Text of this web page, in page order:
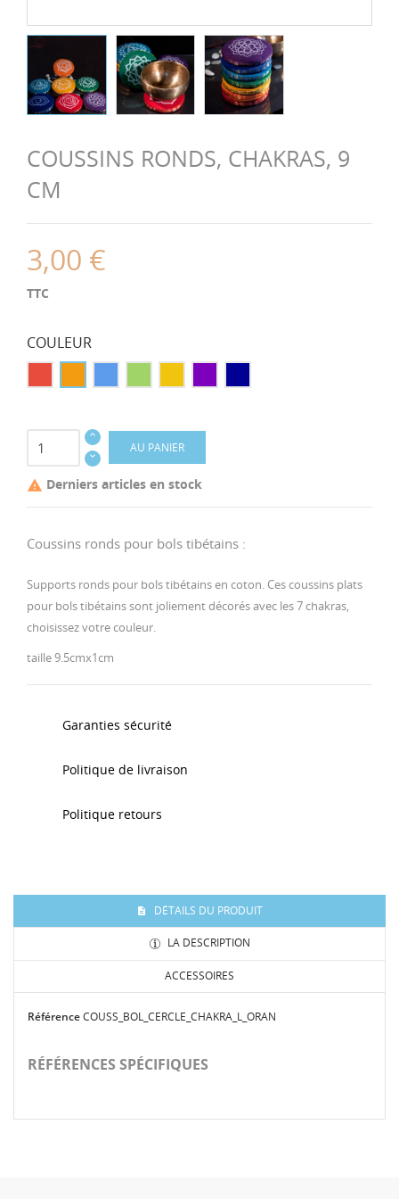
COUSSINS RONDS, CHAKRAS, 9
CM
3,00 €
TTC
COULEUR
foncé
AU PANIER
 Derniers articles en stock
Coussins ronds pour bols tibétains :
Supports ronds pour bols tibétains en coton. Ces coussins plats
pour bols tibétains sont joliement décorés avec les 7 chakras,
choisissez votre couleur.
taille 9.5cmx1cm
Garanties sécurité
Politique de livraison
Politique retours
DÉTAILS DU PRODUIT
LA DESCRIPTION
ACCESSOIRES
RéférenceCOUSS_BOL_CERCLE_CHAKRA_L_ORAN
RÉFÉRENCES SPÉCIFIQUES